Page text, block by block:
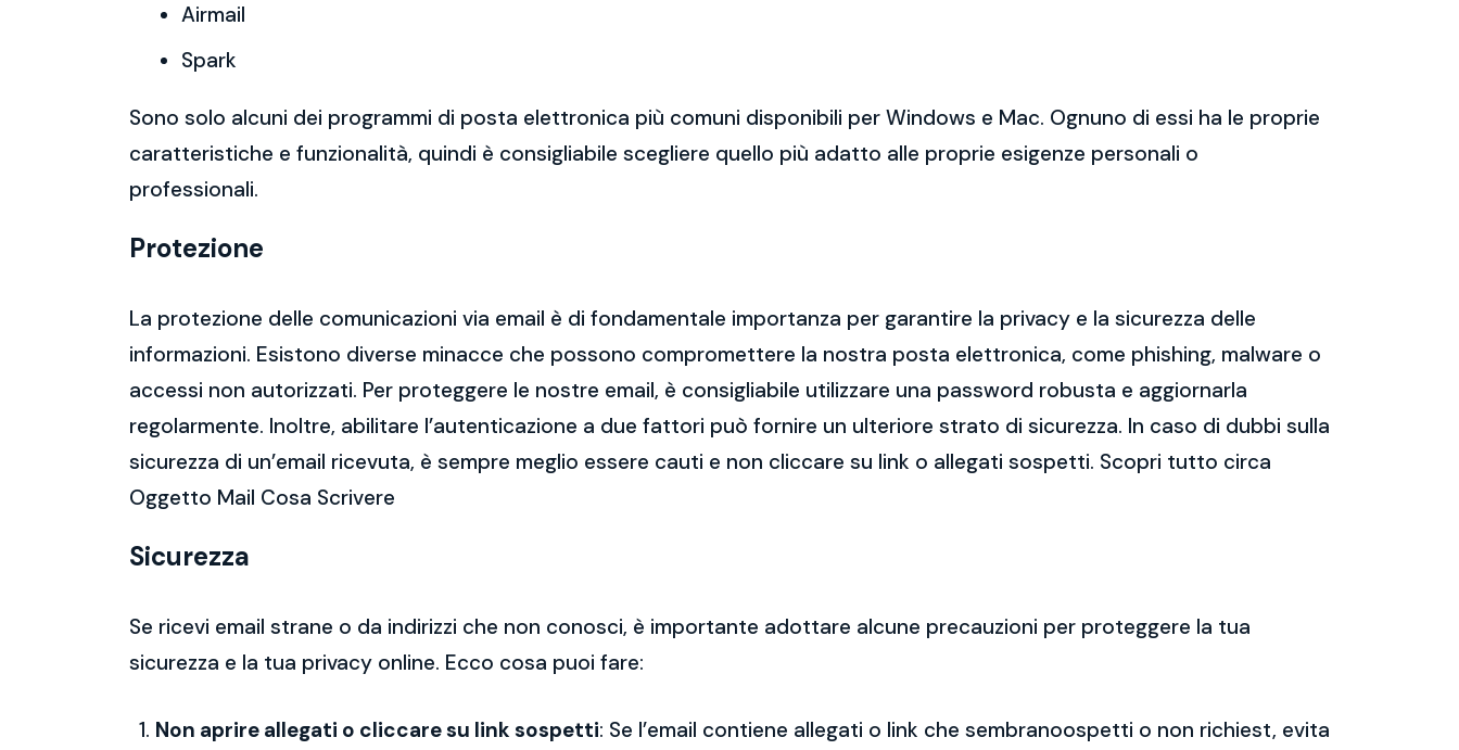
Airmail
Spark
Sono solo alcuni dei programmi di posta elettronica più comuni disponibili per Windows e Mac. Ognuno di essi ha le proprie
caratteristiche e funzionalità, quindi è consigliabile scegliere quello più adatto alle proprie esigenze personali o
professionali.
Protezione
La protezione delle comunicazioni via email è di fondamentale importanza per garantire la privacy e la sicurezza delle
informazioni. Esistono diverse minacce che possono compromettere la nostra posta elettronica, come phishing, malware o
accessi non autorizzati. Per proteggere le nostre email, è consigliabile utilizzare una password robusta e aggiornarla
regolarmente. Inoltre, abilitare l’autenticazione a due fattori può fornire un ulteriore strato di sicurezza. In caso di dubbi sulla
sicurezza di un’email ricevuta, è sempre meglio essere cauti e non cliccare su link o allegati sospetti. Scopri tutto circa
Oggetto Mail Cosa Scrivere
Sicurezza
Se ricevi email strane o da indirizzi che non conosci, è importante adottare alcune precauzioni per proteggere la tua
sicurezza e la tua privacy online. Ecco cosa puoi fare:
Non aprire allegati o cliccare su link sospetti: Se l’email contiene allegati o link che sembranoospetti o non richiest, evita